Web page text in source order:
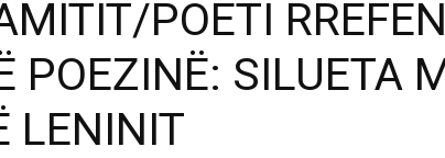
POETI
POEZINË: SILUETA
LENINIT